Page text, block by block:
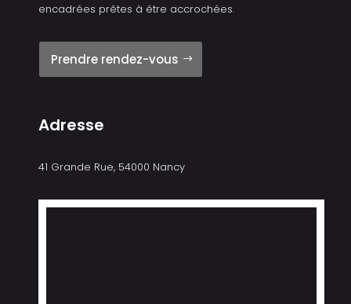
encadrées prêtes à être accrochées.
Prendre rendez-vous
Adresse
41 Grande Rue, 54000 Nancy